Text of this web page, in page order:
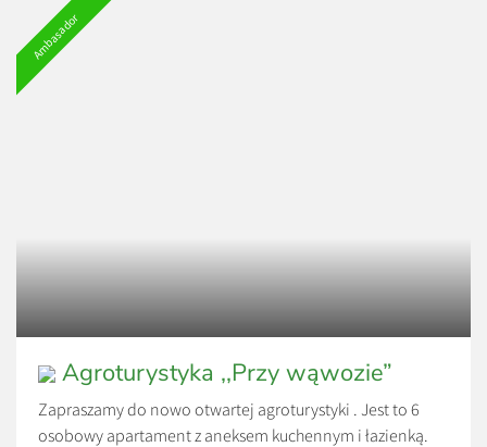
Ambasador
Agroturystyka ,,Przy wąwozie”
Zapraszamy do nowo otwartej agroturystyki . Jest to 6
osobowy apartament z aneksem kuchennym i łazienką.